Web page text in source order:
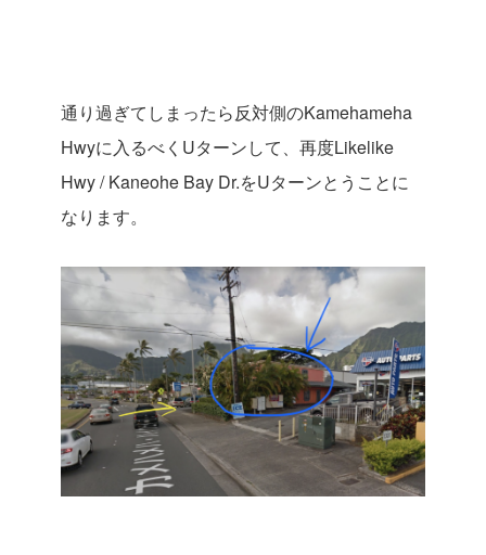
通り過ぎてしまったら反対側のKamehameha
Hwyに入るべくUターンして、再度Likelike
Hwy / Kaneohe Bay Dr.をUターンとうことに
なります。